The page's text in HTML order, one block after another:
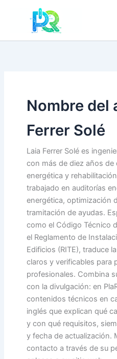
contenido
Nombre del
Ferrer Solé
Laia Ferrer Solé es
con más de diez años de
energética y
trabajado en auditorías
energética, optimización
tramitación de ayudas.
como el Código Técnico
el Reglamento de
Edificios (RITE), traduce
claros y verificables para
profesionales. Combina
con la divulgación: en
contenidos técnicos en
inglés que explican qué
y con qué requisitos,
y fecha de actualización.
contacto a través de su